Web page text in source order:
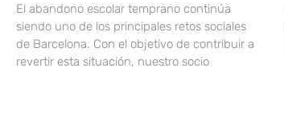
El abandono escolar temprano continúa
siendo uno de los principales retos sociales
de Barcelona. Con el objetivo de contribuir a
revertir esta situación, nuestro socio